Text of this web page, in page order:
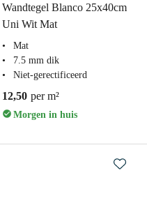
Wandtegel Blanco 25x40cm
Uni Wit Mat
Mat
7.5 mm dik
Niet-gerectificeerd
12,50 per m²
Morgen in huis